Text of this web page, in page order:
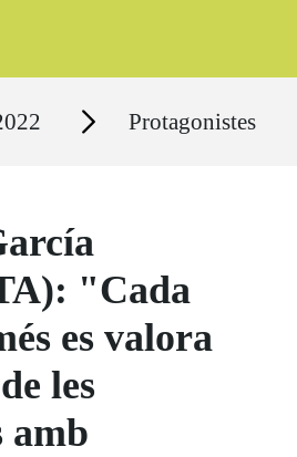
Secciones Protagonistes
"Cada
es valora
les
amb